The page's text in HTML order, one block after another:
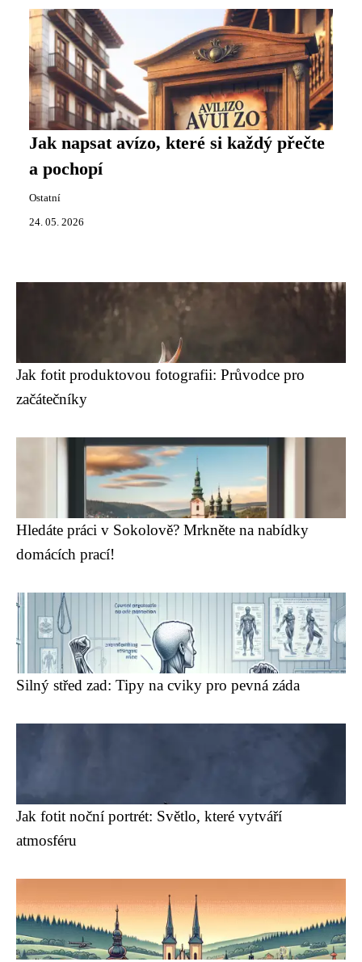
Jak napsat avízo, které si každý přečte
a pochopí
Ostatní
24. 05. 2026
Jak fotit produktovou fotografii: Průvodce pro
začátečníky
Hledáte práci v Sokolově? Mrkněte na nabídky
domácích prací!
Silný střed zad: Tipy na cviky pro pevná záda
Jak fotit noční portrét: Světlo, které vytváří
atmosféru